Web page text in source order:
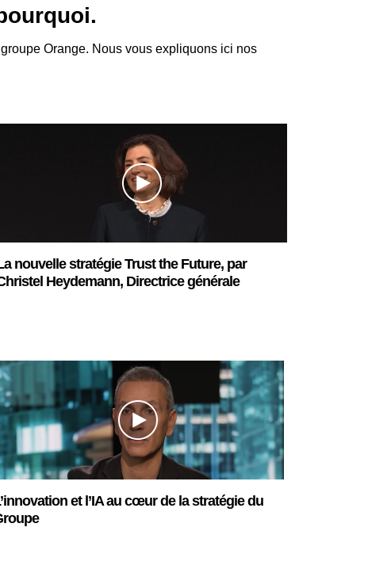
Orange. Nous vous expliquons ici nos
nouvelle stratégie Trust the Future, par
Heydemann, Directrice générale
et l’IA au cœur de la stratégie du